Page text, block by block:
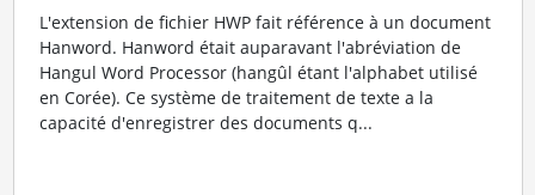
L'extension de fichier HWP fait référence à un document
Hanword. Hanword était auparavant l'abréviation de
Hangul Word Processor (hangûl étant l'alphabet utilisé
en Corée). Ce système de traitement de texte a la
capacité d'enregistrer des documents q...